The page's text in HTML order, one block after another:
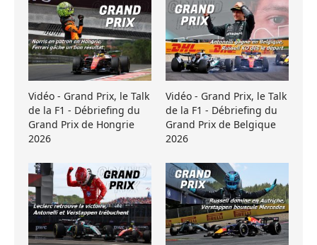
Vidéo - Grand Prix, le Talk
de la F1 - Débriefing du
Grand Prix de Hongrie
2026
Vidéo - Grand Prix, le Talk
de la F1 - Débriefing du
Grand Prix de Belgique
2026